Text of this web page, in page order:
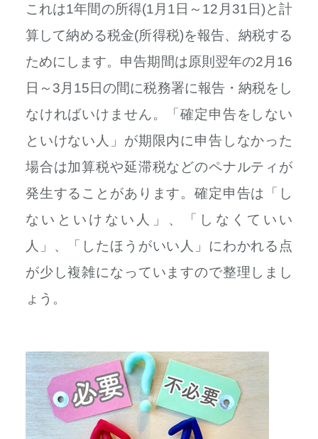
これは1年間の所得(1月1日～12月31日)と計
算して納める税金(所得税)を報告、納税する
ためにします。申告期間は原則翌年の2月16
日～3月15日の間に税務署に報告・納税をし
なければいけません。「確定申告をしない
といけない人」が期限内に申告しなかった
場合は加算税や延滞税などのペナルティが
発生することがあります。確定申告は「し
ないといけない人」、「しなくていい
人」、「したほうがいい人」にわかれる点
が少し複雑になっていますので整理しまし
ょう。